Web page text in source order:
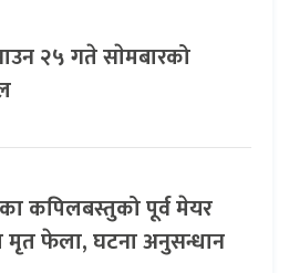
२५ गते साेमबारको
कपिलबस्तुको पूर्व मेयर
फेला, घटना अनुसन्धान